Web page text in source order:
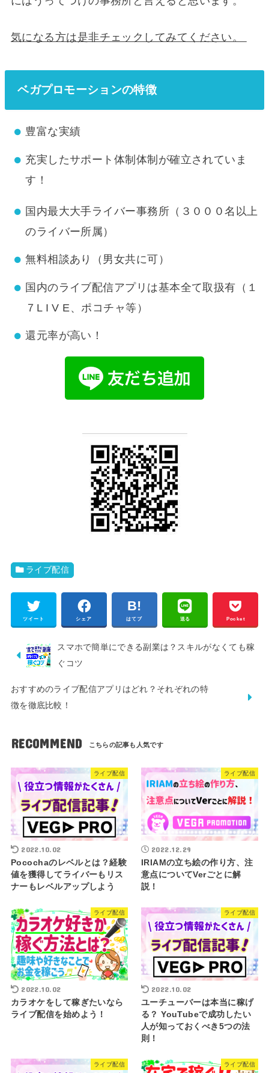
気になる方は是非チェックしてみてください。
ベガプロモーションの特徴
豊富な実績
充実したサポート体制体制が確立されていま
す！
国内最大大手ライバー事務所（３０００名以上
のライバー所属）
無料相談あり（男女共に可）
国内のライブ配信アプリは基本全て取扱有（１
７L I V E、ポコチャ等）
還元率が高い！
ライブ配信
ツイート シェア はてブ 送る Pocket
スマホで簡単にできる副業は？スキルがなくても稼
ぐコツ
おすすめのライブ配信アプリはどれ？それぞれの特
徴を徹底比較！
RECOMMEND
ライブ配信
2022.10.02
Pocochaのレベルとは？経験
値を獲得してライバーもリス
ナーもレベルアップしよう
ライブ配信
2022.12.29
IRIAMの立ち絵の作り方、注
意点についてVerごとに解
説！
ライブ配信
2022.10.02
カラオケをして稼ぎたいなら
ライブ配信を始めよう！
ライブ配信
2022.10.02
ユーチューバーは本当に稼げ
る？ YouTubeで成功したい
人が知っておくべき5つの法
則！
ライブ配信 ライブ配信